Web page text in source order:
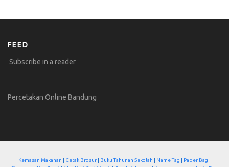
FEED
Subscribe in a reader
Percetakan Online Bandung
Kemasan Makanan Cetak Brosur Buku Tahunan Sekolah Name Tag Paper Bag